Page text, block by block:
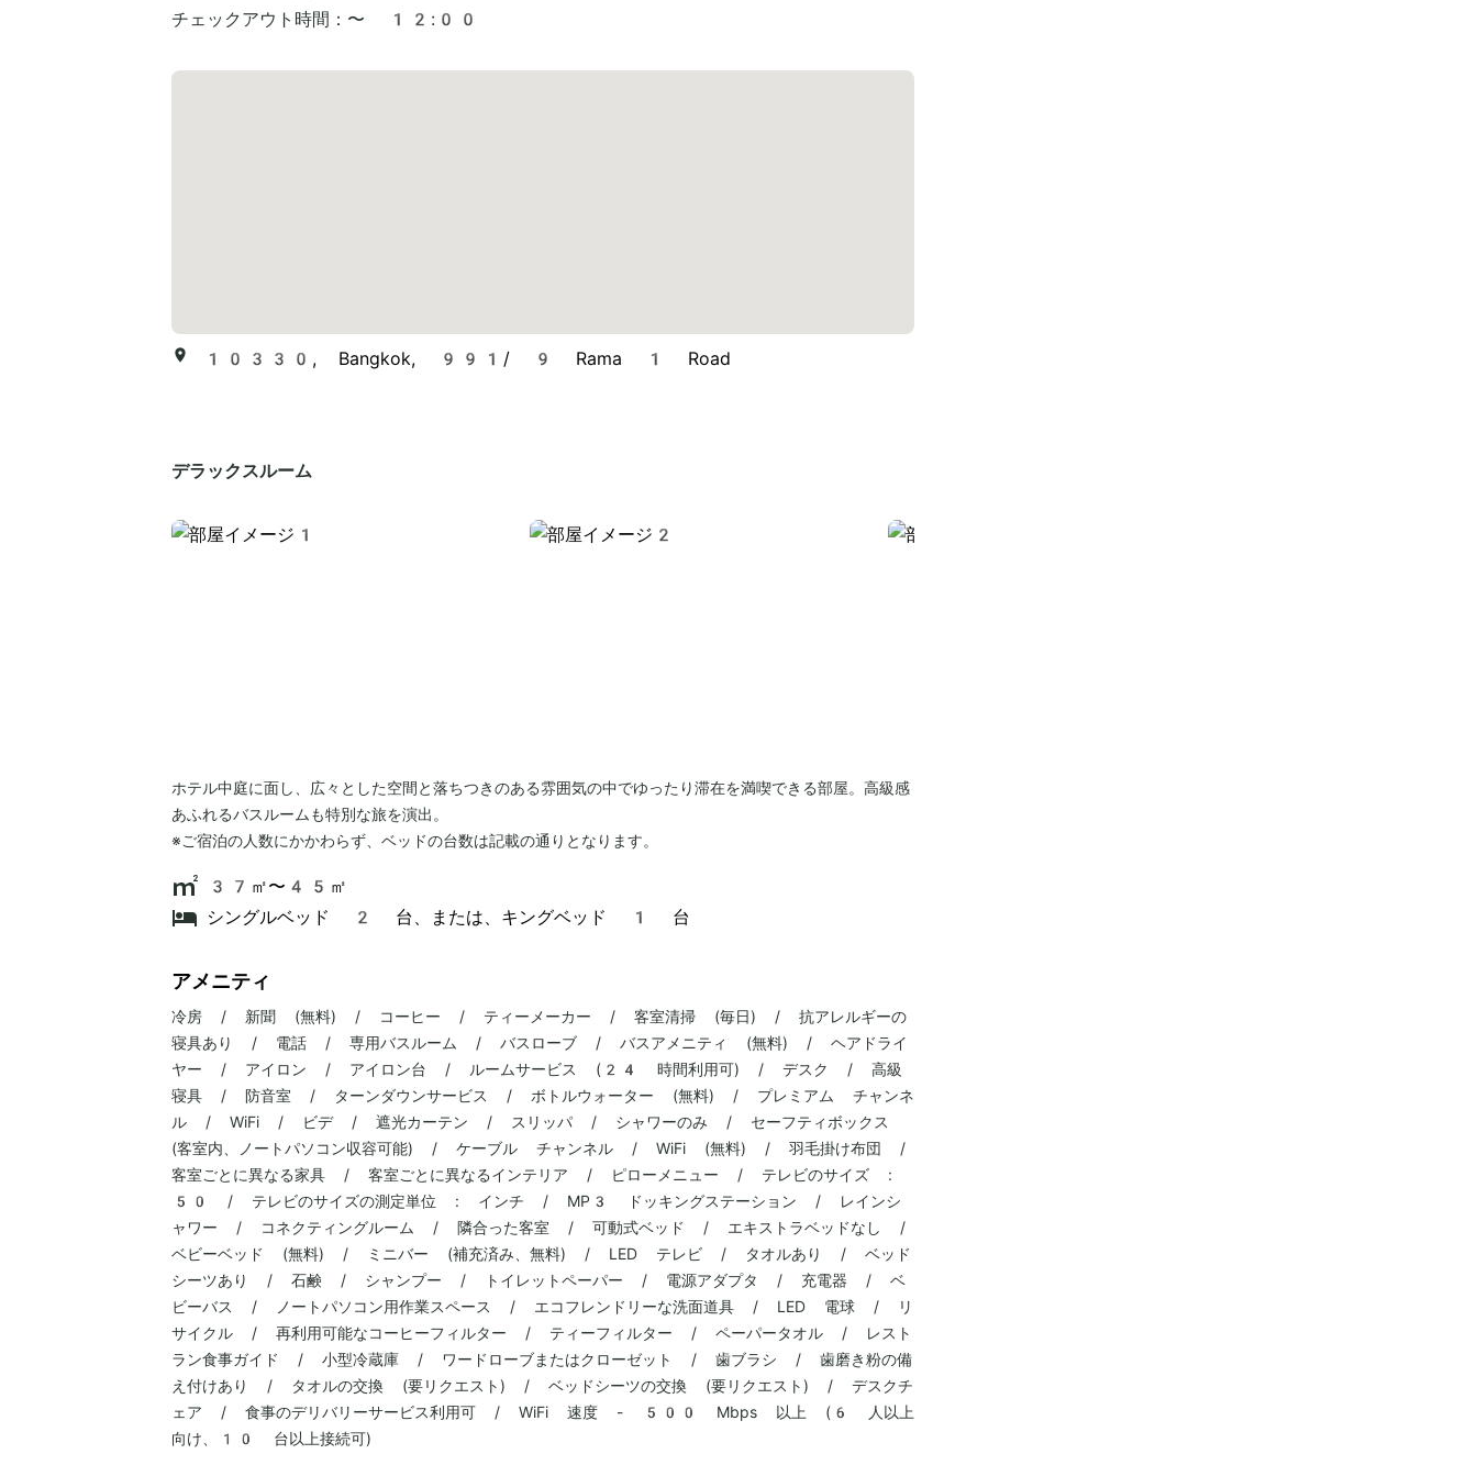
チェックアウト時間： 〜 12:00
10330, Bangkok, 991/ 9 Rama 1 Road
デラックスルーム
ホテル中庭に面し、広々とした空間と落ちつきのある雰囲気の中でゆったり滞在を満喫できる部屋。高級感
あふれるバスルームも特別な旅を演出。
※ご宿泊の人数にかかわらず、ベッドの台数は記載の通りとなります。
37㎡〜45㎡
シングルベッド 2 台、または、キングベッド 1 台
アメニティ
冷房 / 新聞 (無料) / コーヒー / ティーメーカー / 客室清掃 (毎日) / 抗アレルギーの
寝具あり / 電話 / 専用バスルーム / バスローブ / バスアメニティ (無料) / ヘアドライ
ヤー / アイロン / アイロン台 / ルームサービス (24 時間利用可) / デスク / 高級
寝具 / 防音室 / ターンダウンサービス / ボトルウォーター (無料) / プレミアム チャンネ
ル / WiFi / ビデ / 遮光カーテン / スリッパ / シャワーのみ / セーフティボックス
(客室内、ノートパソコン収容可能) / ケーブル チャンネル / WiFi (無料) / 羽毛掛け布団 /
客室ごとに異なる家具 / 客室ごとに異なるインテリア / ピローメニュー / テレビのサイズ :
50 / テレビのサイズの測定単位 : インチ / MP3 ドッキングステーション / レインシ
ャワー / コネクティングルーム / 隣合った客室 / 可動式ベッド / エキストラベッドなし /
ベビーベッド (無料) / ミニバー (補充済み、無料) / LED テレビ / タオルあり / ベッド
シーツあり / 石鹸 / シャンプー / トイレットペーパー / 電源アダプタ / 充電器 / ベ
ビーバス / ノートパソコン用作業スペース / エコフレンドリーな洗面道具 / LED 電球 / リ
サイクル / 再利用可能なコーヒーフィルター / ティーフィルター / ペーパータオル / レスト
ラン食事ガイド / 小型冷蔵庫 / ワードローブまたはクローゼット / 歯ブラシ / 歯磨き粉の備
え付けあり / タオルの交換 (要リクエスト) / ベッドシーツの交換 (要リクエスト) / デスクチ
ェア / 食事のデリバリーサービス利用可 / WiFi 速度 - 500 Mbps 以上 (6 人以上
向け、10 台以上接続可)